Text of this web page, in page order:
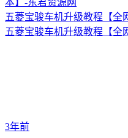
五菱宝骏车机升级教程【全
五菱宝骏车机升级教程【全
3年前